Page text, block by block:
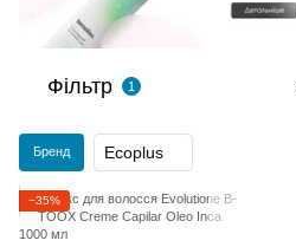
Фільтр 1
Бренд Ecoplus
−35%